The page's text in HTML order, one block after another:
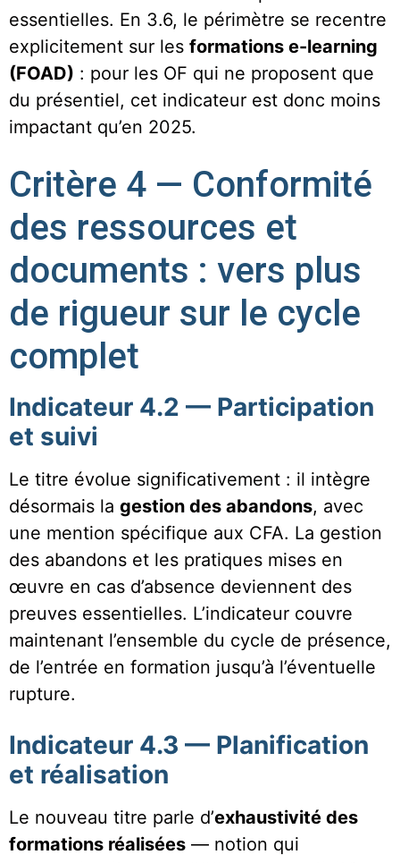
essentielles. En 3.6, le périmètre se recentre
explicitement sur les formations e-learning
(FOAD) : pour les OF qui ne proposent que
du présentiel, cet indicateur est donc moins
impactant qu’en 2025.
Critère 4 — Conformité
des ressources et
documents : vers plus
de rigueur sur le cycle
complet
Indicateur 4.2 — Participation
et suivi
Le titre évolue significativement : il intègre
désormais la gestion des abandons, avec
une mention spécifique aux CFA. La gestion
des abandons et les pratiques mises en
œuvre en cas d’absence deviennent des
preuves essentielles. L’indicateur couvre
maintenant l’ensemble du cycle de présence,
de l’entrée en formation jusqu’à l’éventuelle
rupture.
Indicateur 4.3 — Planification
et réalisation
Le nouveau titre parle d’exhaustivité des
formations réalisées — notion qui